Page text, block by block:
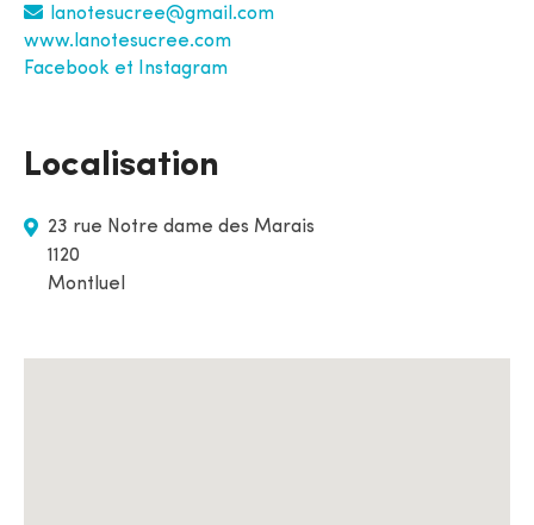
lanotesucree@gmail.com
www.lanotesucree.com
Facebook et Instagram
Localisation
23 rue Notre dame des Marais
1120
Montluel